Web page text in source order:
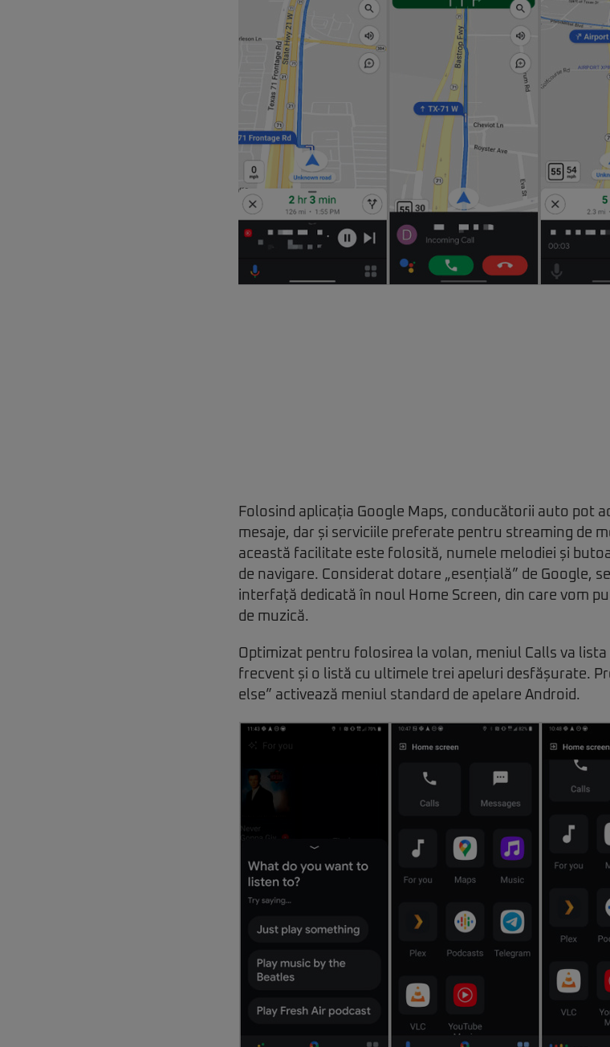
Folosind aplicația Google Maps, conducătorii auto pot
mesaje, dar și serviciile preferate pentru streaming de
această facilitate este folosită, numele melodiei și
de navigare. Considerat dotare „esențială” de Google,
interfață dedicată în noul Home Screen, din care vom
de muzică.
Optimizat pentru folosirea la volan, meniul Calls va
frecvent și o listă cu ultimele trei apeluri desfășurate.
else” activează meniul standard de apelare Android.